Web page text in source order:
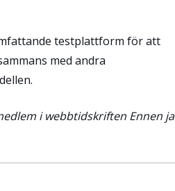
testplattform för att
med andra
i webbtidskriften Ennen ja